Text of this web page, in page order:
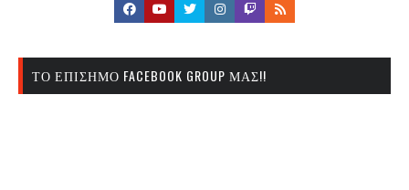
ΤΟ ΕΠΊΣΗΜΟ FACEBOOK GROUP ΜΑΣ!!